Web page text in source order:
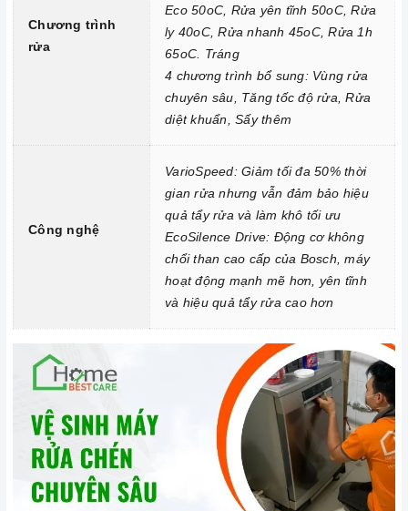
không gây hại cho máy. Bạn nên sử dụng bột rửa chén, viên
rửa chén hoặc muối rửa chén theo hướng dẫn của nhà sản
xuất.
Sắp xếp bát đĩa đúng cách: Trước khi cho bát đĩa vào
chén bát bán âm Bosch SMI68MS04E Serie 6
xếp chúng đúng cách để bát đĩa được rửa sạch và khô ráo
hoàn toàn. Bạn cần chú ý:
Loại bỏ thức ăn thừa khỏi bát đĩa trước khi cho vàoMáy rửa
chén bát bán âm Bosch SMI68MS04E Serie 6.
Sắp xếp bát đĩa sao cho các vật dụng không va chạm với
Sắp xếp bát đĩa ở vị trí phù hợp với chương trình rửa.
Lựa chọn chương trình rửa phù hợp: Mỗi chương trình rửa có
một mục đích và thời gian khác nhau. Bạn nên lựa chọn
chương trình rửa phù hợp với lượng và mức độ bẩn của bát
đĩa.
Vệ sinhmáy rửa chénđịnh kỳ: Bạn nên vệ sinh
máy rửa chén
định kỳ để loại bỏ cặn bẩn, ngăn ngừa vi khuẩn phát triển. Bạn
có thể vệ sinhmáy rửa chén
bằng cách sử dụng các chất tẩy
rửa chuyên dụng hoặc bằng cách chạy chương trình rửa vệ
Chương trình
rửa
Eco 50oC, Rửa yên tĩnh 50oC, Rửa
ly 40oC, Rửa nhanh 45oC, Rửa 1h
65oC. Tráng
4 chương trình bổ sung: Vùng rửa
chuyên sâu, Tăng tốc độ rửa, Rửa
diệt khuẩn, Sấy thêm
Công nghệ
VarioSpeed: Giảm tối đa 50% thời
gian rửa nhưng vẫn đảm bảo hiệu
quả tẩy rửa và làm khô tối ưu
EcoSilence Drive: Động cơ không
chổi than cao cấp của Bosch, máy
hoạt động mạnh mẽ hơn, yên tĩnh
và hiệu quả tẩy rửa cao hơn